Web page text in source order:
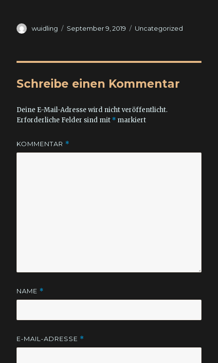
Autor
wuidling
Veröffentlicht
September 9, 2019 Kategorien
Uncategorized
Schreibe einen Kommentar
Deine E-Mail-Adresse wird nicht veröffentlicht.
Erforderliche Felder sind mit * markiert
KOMMENTAR *
NAME *
E-MAIL-ADRESSE *